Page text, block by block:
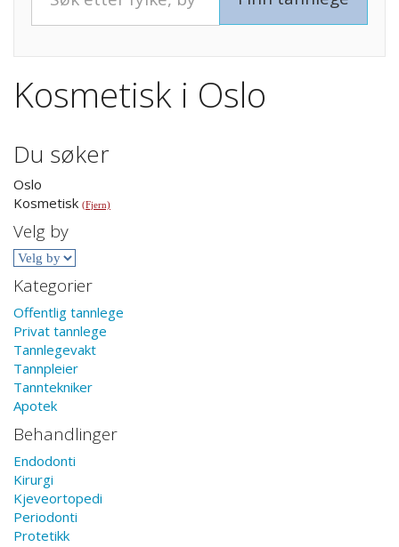
Kosmetisk i Oslo
Du søker
Oslo
Kosmetisk (Fjern)
Velg by
Kategorier
Offentlig tannlege
Privat tannlege
Tannlegevakt
Tannpleier
Tanntekniker
Apotek
Behandlinger
Endodonti
Kirurgi
Kjeveortopedi
Periodonti
Protetikk